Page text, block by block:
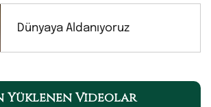
Dünyaya Aldanıyoruz
Yüklenen Videolar